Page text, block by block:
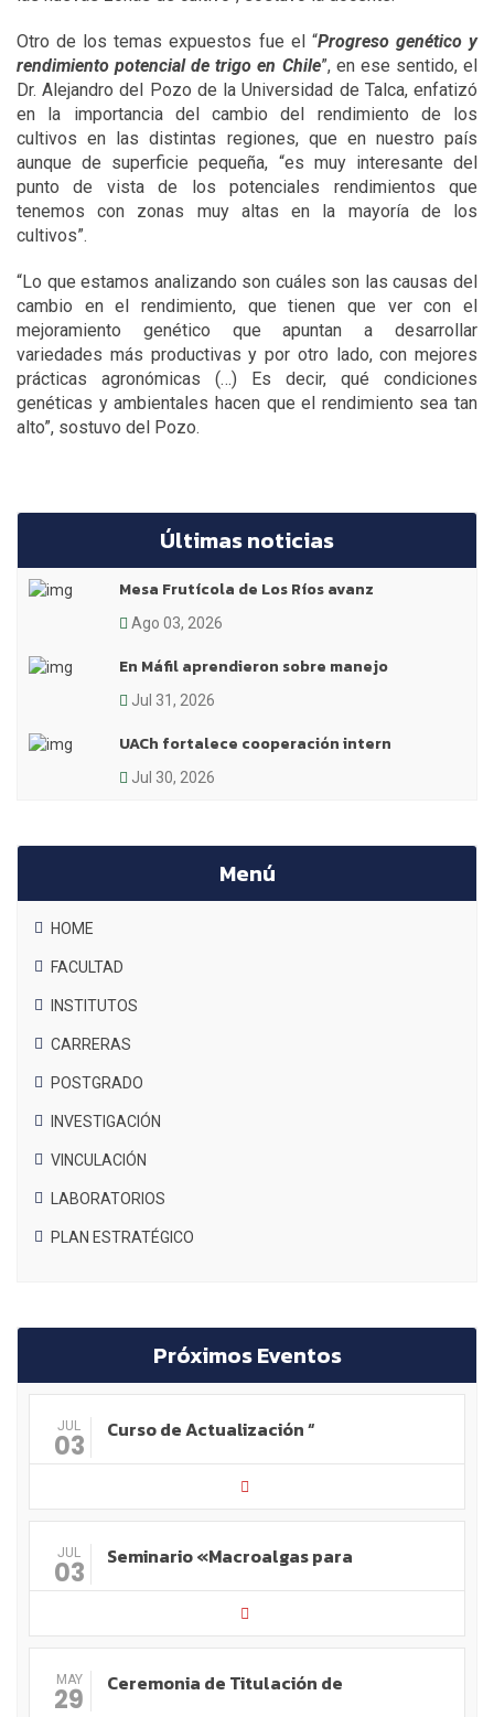
Otro de los temas expuestos fue el “Progreso genético y
rendimiento potencial de trigo en Chile”, en ese sentido, el
Dr. Alejandro del Pozo de la Universidad de Talca, enfatizó
en la importancia del cambio del rendimiento de los
cultivos en las distintas regiones, que en nuestro país
aunque de superficie pequeña, “es muy interesante del
punto de vista de los potenciales rendimientos que
tenemos con zonas muy altas en la mayoría de los
cultivos”.
“Lo que estamos analizando son cuáles son las causas del
cambio en el rendimiento, que tienen que ver con el
mejoramiento genético que apuntan a desarrollar
variedades más productivas y por otro lado, con mejores
prácticas agronómicas (…) Es decir, qué condiciones
genéticas y ambientales hacen que el rendimiento sea tan
alto”, sostuvo del Pozo.
Últimas noticias
Mesa Frutícola de Los Ríos avanz
Ago 03, 2026
En Máfil aprendieron sobre manejo
Jul 31, 2026
UACh fortalece cooperación intern
Jul 30, 2026
Menú
HOME
FACULTAD
INSTITUTOS
CARRERAS
POSTGRADO
INVESTIGACIÓN
VINCULACIÓN
LABORATORIOS
PLAN ESTRATÉGICO
Próximos Eventos
JUL
03 Curso de Actualización “
JUL
03 Seminario «Macroalgas para
MAY
29 Ceremonia de Titulación de